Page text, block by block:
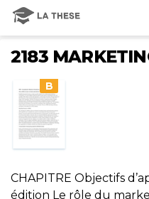
2183
B
CHAPITRE Objectifs
édition Le rôle du